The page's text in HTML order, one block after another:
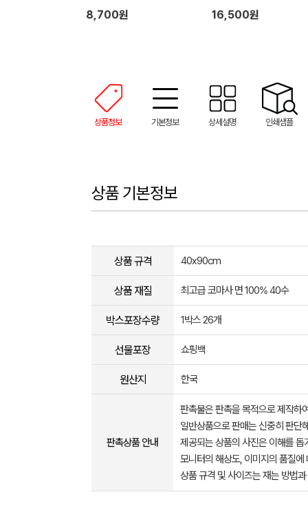
8,700원 16,500원
상품정보 기본정보 상세설명 인쇄샘플
상품 기본정보
상품 규격 40x90cm
상품 재질 최고급 코마사 면 100% 40수
박스포장수량 1박스 26개
선물포장 쇼핑백
원산지 한국
판촉상품 안내
판촉물은 판촉을 목적으로 제작하
일반상품으로 판매는 신중히 판단
제공되는 상품의 사진은 이해를
모니터의 해상도, 이미지의 품질
상품 규격 및 사이즈는 재는 방법